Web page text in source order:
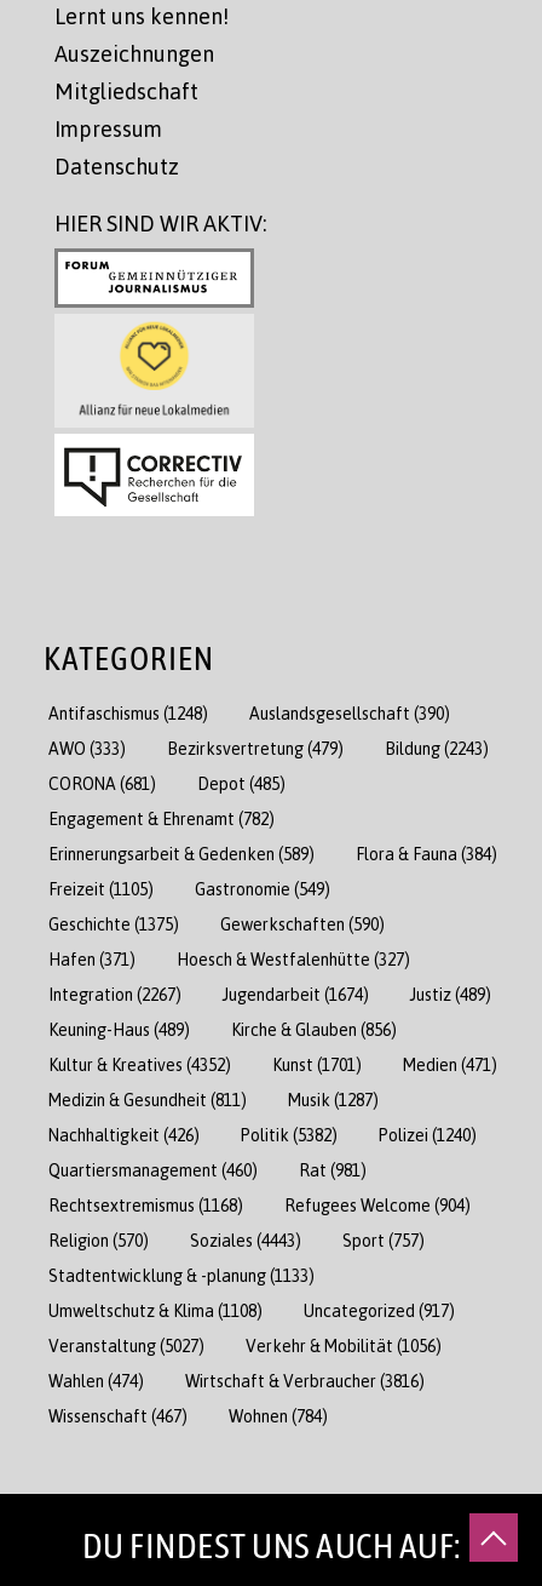
Lernt uns kennen!
Auszeichnungen
Mitgliedschaft
Impressum
Datenschutz
HIER SIND WIR AKTIV:
KATEGORIEN
Antifaschismus (1248) Auslandsgesellschaft (390)
AWO (333) Bezirksvertretung(479) Bildung(2243)
CORONA(681) Depot (485)
Engagement & Ehrenamt (782)
Erinnerungsarbeit & Gedenken (589) Flora & Fauna (384)
Freizeit (1105) Gastronomie (549)
Geschichte (1375) Gewerkschaften (590)
Hafen (371) Hoesch & Westfalenhütte (327)
Integration (2267) Jugendarbeit (1674) Justiz(489)
Keuning-Haus (489) Kirche & Glauben (856)
Kultur & Kreatives (4352) Kunst (1701) Medien (471)
Medizin & Gesundheit (811) Musik(1287)
Nachhaltigkeit (426) Politik(5382) Polizei (1240)
Quartiersmanagement (460) Rat (981)
Rechtsextremismus (1168) Refugees Welcome (904)
Religion (570) Soziales (4443) Sport (757)
Stadtentwicklung & -planung(1133)
Umweltschutz & Klima (1108) Uncategorized (917)
Veranstaltung(5027) Verkehr & Mobilität (1056)
Wahlen (474) Wirtschaft & Verbraucher(3816)
Wissenschaft (467) Wohnen (784)
DU FINDEST UNS AUCH AUF: